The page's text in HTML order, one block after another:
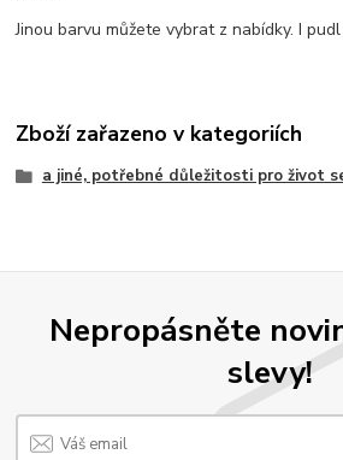
Jinou barvu můžete vybrat z nabídky. I
Zboží zařazeno v kategoriích
a jiné, potřebné důležitosti pro život
Nepropásněte
slevy!